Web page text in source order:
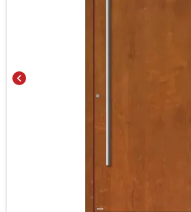
chevron_left